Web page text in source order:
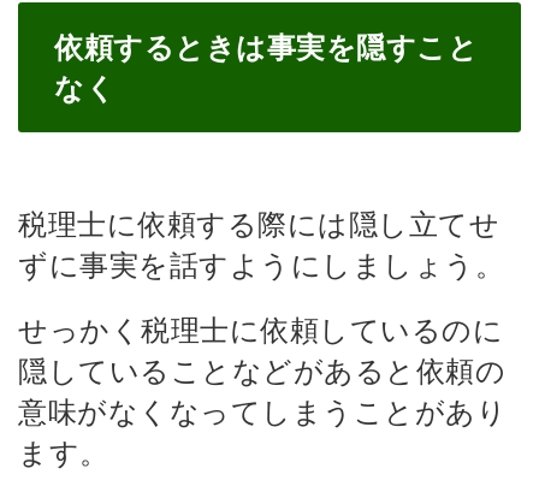
依頼するときは事実を隠すこと
なく
税理士に依頼する際には隠し立てせ
ずに事実を話すようにしましょう。
せっかく税理士に依頼しているのに
隠していることなどがあると依頼の
意味がなくなってしまうことがあり
ます。